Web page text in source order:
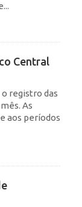
Central
o registro das
As
aos períodos